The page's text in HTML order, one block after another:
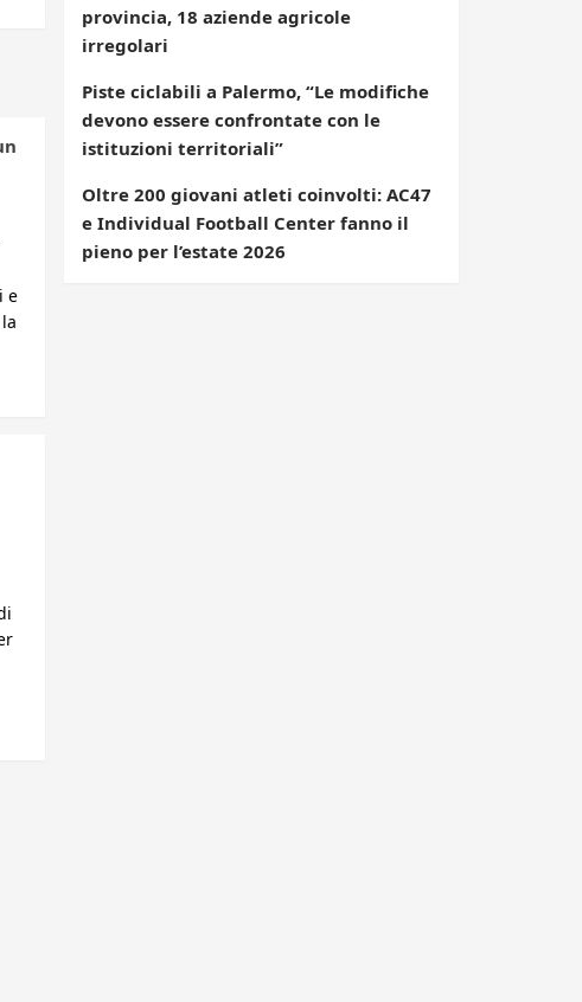
e
provincia, 18 aziende agricole
irregolari
Piste ciclabili a Palermo, “Le modifiche
devono essere confrontate con le
istituzioni territoriali”
Oltre 200 giovani atleti coinvolti: AC47
e Individual Football Center fanno il
pieno per l’estate 2026